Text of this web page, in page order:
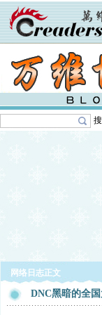
网络日志正文
DNC黑暗的全